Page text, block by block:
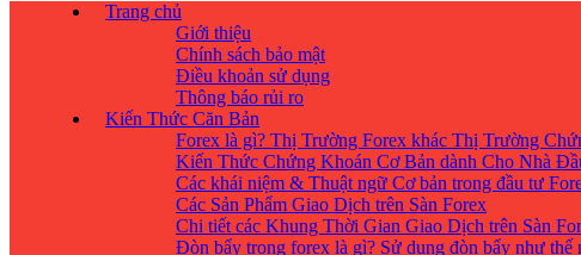
Trang chủ
Giới thiệu
Chính sách bảo mật
Điều khoản sử dụng
Thông báo rủi ro
Kiến Thức Căn Bản
Forex là gì? Thị Trường Forex khác Thị Trường
Kiến Thức Chứng Khoán Cơ Bản dành Cho Nhà
Các khái niệm & Thuật ngữ Cơ bản trong đầu tư
Các Sản Phẩm Giao Dịch trên Sàn Forex
Chi tiết các Khung Thời Gian Giao Dịch trên Sàn
Đòn bẩy trong forex là gì? Sử dụng đòn bẩy như thế